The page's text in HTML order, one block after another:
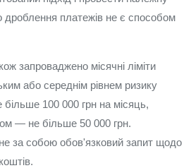
дроблення платежів не є способом
запроваджено місячні ліміти
або середнім рівнем ризику
100 000 грн на місяць,
— не більше 50 000 грн.
за собою обов'язковий запит щодо